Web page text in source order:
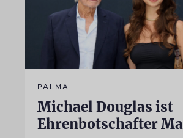
PALMA
Michael Douglas ist
Ehrenbotschafter